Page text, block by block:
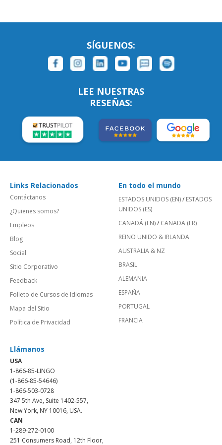
SÍGUENOS:
LEE NUESTRAS
RESEÑAS:
Links Relacionados
Contáctanos
¿Quienes somos?
Empleos
Blog
Social
Sitio Corporativo
Feedback
Folleto de Cursos de Idiomas
Mapa del Sitio
Política de Privacidad
En todo el mundo
ESTADOS UNIDOS (EN)/ ESTADOS
UNIDOS (ES)
CANADÁ (EN)/ CANADA (FR)
REINO UNIDO & IRLANDA
AUSTRALIA & NZ
BRASIL
ALEMANIA
ESPAÑA
PORTUGAL
FRANCIA
Llámanos
USA
1-866-85-LINGO
(1-866-85-54646)
1-866-503-0728
347 5th Ave, Suite 1402-557,
New York, NY 10016, USA.
CAN
1-289-272-0100
251 Consumers Road, 12th Floor,